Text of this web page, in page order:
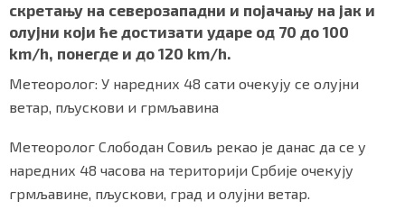
скретању на северозападни и појачању на јак и
олујни који ће достизати ударе од 70 до 100
km/h, понегде и до 120 km/h.
Метеоролог: У наредних 48 сати очекују се олујни
ветар, пљускови и грмљавина
Метеоролог Слободан Совиљ рекао је данас да се у
наредних 48 часова на територији Србије очекују
грмљавине, пљускови, град и олујни ветар.